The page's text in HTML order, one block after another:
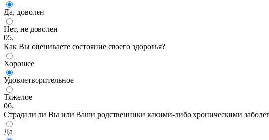
Да, доволен
Нет, не доволен
05.
Как Вы оцениваете состояние своего здоровья?
Хорошее
Удовлетворительное
Тяжелое
06.
Страдали ли Вы или Ваши родственники какими-либо хроническими
Да